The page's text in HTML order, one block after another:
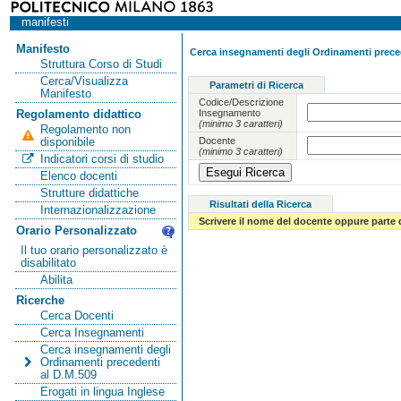
manifesti
Manifesto
Struttura Corso di Studi
Cerca/Visualizza
Manifesto
Regolamento didattico
Regolamento non
disponibile
Indicatori corsi di studio
Elenco docenti
Strutture didattiche
Internazionalizzazione
Orario Personalizzato
Il tuo orario personalizzato è
disabilitato
Abilita
Ricerche
Cerca Docenti
Cerca Insegnamenti
Cerca insegnamenti degli
Ordinamenti precedenti
al D.M.509
Erogati in lingua Inglese
Cerca insegnamenti degli Ordinamenti
Parametri di Ricerca
Codice/Descrizione
Insegnamento
(minimo 3 caratteri)
Docente
(minimo 3 caratteri)
Risultati della Ricerca
Scrivere il nome del docente oppure